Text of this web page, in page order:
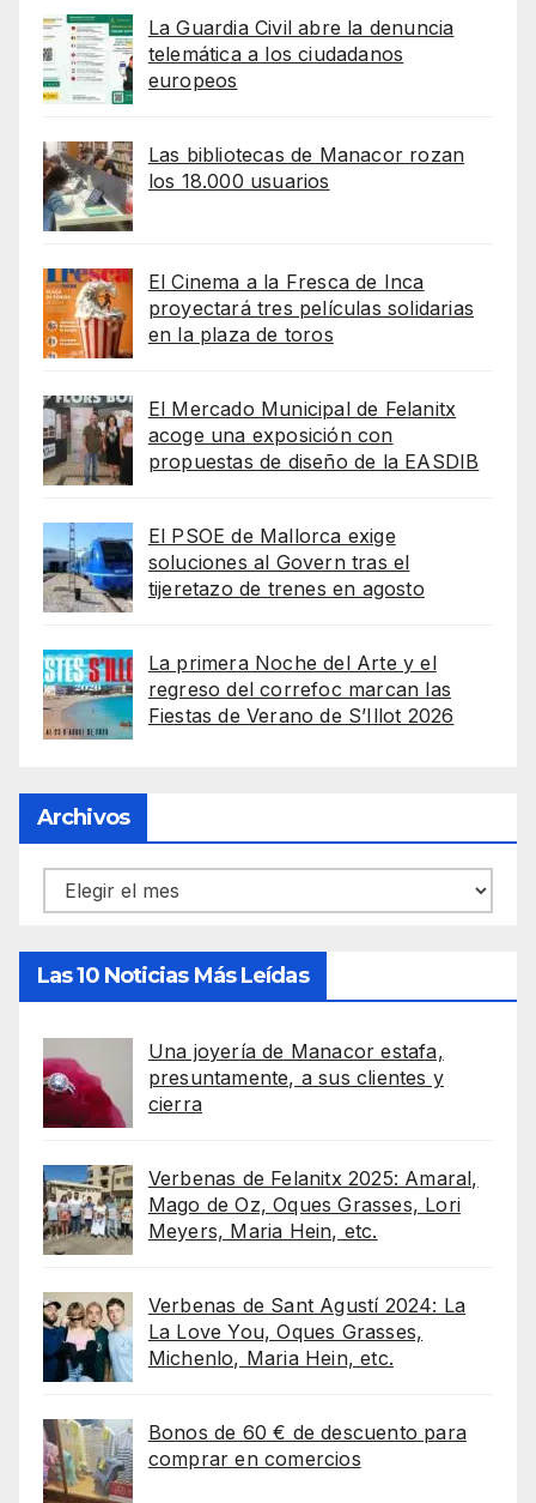
La Guardia Civil abre la denuncia
telemática a los ciudadanos
europeos
Las bibliotecas de Manacor rozan
los 18.000 usuarios
El Cinema a la Fresca de Inca
proyectará tres películas solidarias
en la plaza de toros
El Mercado Municipal de Felanitx
acoge una exposición con
propuestas de diseño de la EASDIB
El PSOE de Mallorca exige
soluciones al Govern tras el
tijeretazo de trenes en agosto
La primera Noche del Arte y el
regreso del correfoc marcan las
Fiestas de Verano de S’Illot 2026
Archivos
Archivos
Las 10 Noticias Más Leídas
Una joyería de Manacor estafa,
presuntamente, a sus clientes y
cierra
Verbenas de Felanitx 2025: Amaral,
Mago de Oz, Oques Grasses, Lori
Meyers, Maria Hein, etc.
Verbenas de Sant Agustí 2024: La
La Love You, Oques Grasses,
Michenlo, Maria Hein, etc.
Bonos de 60 € de descuento para
comprar en comercios